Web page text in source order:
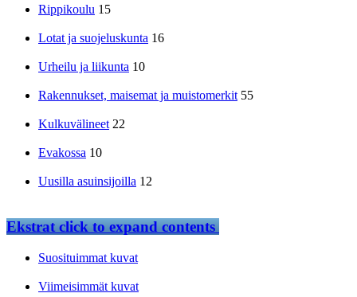
Rippikoulu 15
Lotat ja suojeluskunta 16
Urheilu ja liikunta 10
Rakennukset, maisemat ja muistomerkit 55
Kulkuvälineet 22
Evakossa 10
Uusilla asuinsijoilla 12
Ekstratclick to expand contents
Suosituimmat kuvat
Viimeisimmät kuvat